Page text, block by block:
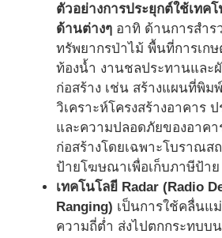
ตัวอย่างการประยุกต์ใช้เทค
ด้านต่างๆ อาทิ ด้านการสำร
ทรัพยากรป่าไม้ พื้นที่การเก
ท้องน้ำ งานชลประทานและ
ก่อสร้าง เช่น สร้างแผนที่พิม
วิเคราะห์โครงสร้างอาคาร
และความปลอดภัยของอาคา
ก่อสร้างโดยเฉพาะโบราณ
ป้ายโฆษณาเพื่อเก็บภาษีป้า
เทคโนโลยี Radar (Radio
Ranging) เป็นการใช้คลื่นแ
ความถี่ต่ำ ส่งไปตกกระทบบ